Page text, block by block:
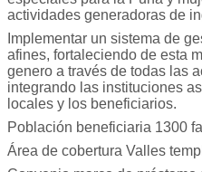
actividades generadoras de
Implementar un sistema de
afines, fortaleciendo de esta
genero a través de todas las
integrando las instituciones
locales y los beneficiarios.
Población beneficiaria 1300
Área de cobertura Valles